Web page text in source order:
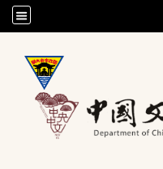
/accesskey"" title="Toolbar">:::